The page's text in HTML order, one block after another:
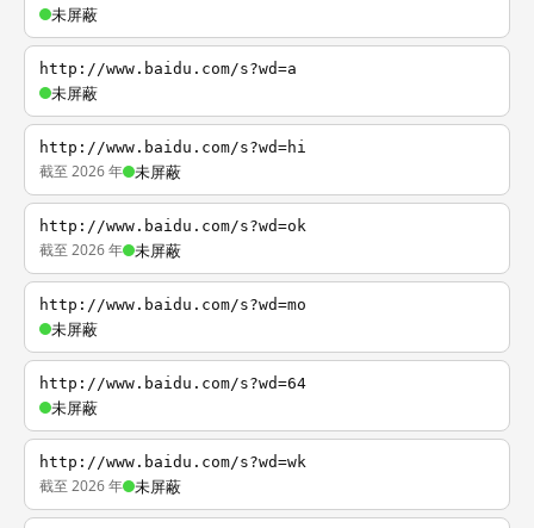
未屏蔽
http://www.baidu.com/s?wd=a
未屏蔽
http://www.baidu.com/s?wd=hi
截至 2026 年 未屏蔽
http://www.baidu.com/s?wd=ok
截至 2026 年 未屏蔽
http://www.baidu.com/s?wd=mo
未屏蔽
http://www.baidu.com/s?wd=64
未屏蔽
http://www.baidu.com/s?wd=wk
截至 2026 年 未屏蔽